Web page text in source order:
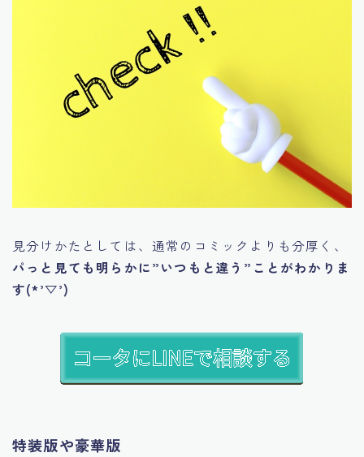
見分けかたとしては、通常のコミックよりも分厚く、
パっと見ても明らかに”いつもと違う”ことがわかりま
す(*’▽’)
特装版や豪華版